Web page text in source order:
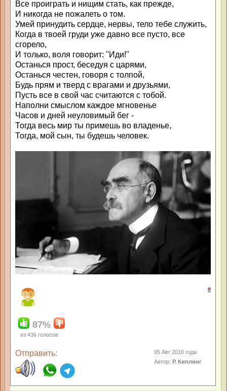
Все проиграть и нищим стать, как прежде,
И никогда не пожалеть о том.
Умей принудить сердце, нервы, тело тебе служить,
Когда в твоей груди уже давно все пусто, все
сгорело,
И только, воля говорит: "Иди!"
Останься прост, беседуя с царями,
Останься честен, говоря с толпой,
Будь прям и тверд с врагами и друзьями,
Пусть все в свой час считаются с тобой.
Наполни смыслом каждое мгновенье
Часов и дней неуловимый бег -
Тогда весь мир ты примешь во владенье,
Тогда, мой сын, ты будешь человек.
#
87%
из 436 голосов
Отправить:
05 Авг 2016 года
Автор:Р. Киплинг